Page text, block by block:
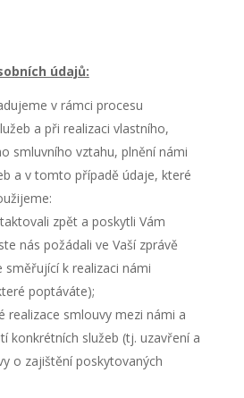
údajů:
v rámci procesu
a při realizaci vlastního,
smluvního vztahu, plnění námi
a v tomto případě údaje, které
zpět a poskytli Vám
nás požádali ve Vaší zprávě
směřující k realizaci námi
poptáváte);
realizace smlouvy mezi námi a
konkrétních služeb (tj. uzavření a
o zajištění poskytovaných